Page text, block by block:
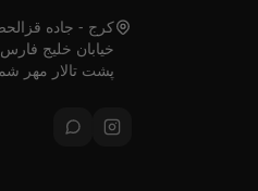
کرج - جاده
خیابان خلیج
پشت تالار مهر